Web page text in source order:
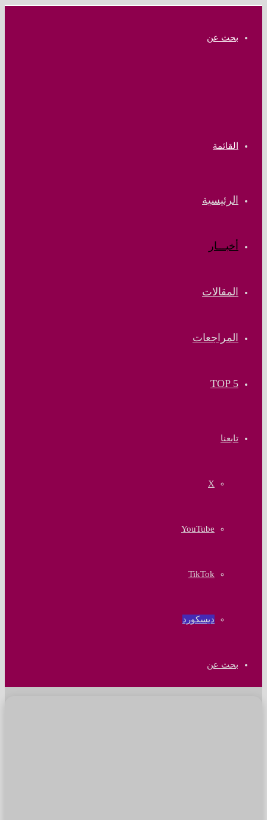
بحث عن
القائمة
الرئيسية
أخبـــار
المقالات
المراجعات
TOP 5
تابعنا
‫X
‫YouTube
‫TikTok
ديسكورد
بحث عن